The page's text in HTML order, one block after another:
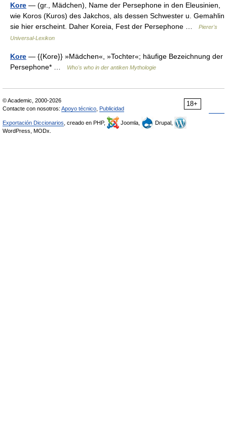
Kore — (gr., Mädchen), Name der Persephone in den Eleusinien,
wie Koros (Kuros) des Jakchos, als dessen Schwester u. Gemahlin
sie hier erscheint. Daher Koreia, Fest der Persephone …
Pierer's
Universal-Lexikon
Kore — {{Kore}} »Mädchen«, »Tochter«; häufige Bezeichnung der
Persephone* …
Who's who in der antiken Mythologie
18+
© Academic, 2000-2026
Contacte con nosotros: Apoyo técnico Publicidad
Exportación Diccionarios , creado en PHP, Joomla,
Drupal,
WordPress, MODx.